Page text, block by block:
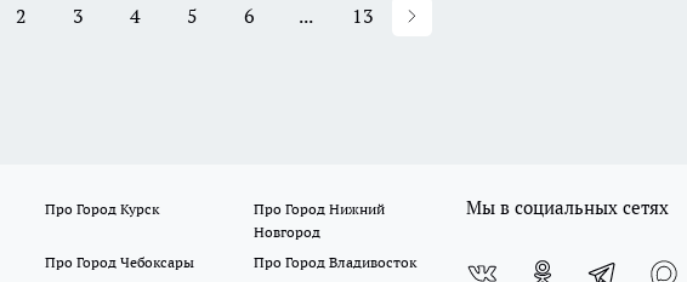
2 3 4 5 6 ... 13
Про Город Курск
Про Город Нижний
Новгород
Про Город Чебоксары
Про Город Владивосток
Мы в социальных сетях